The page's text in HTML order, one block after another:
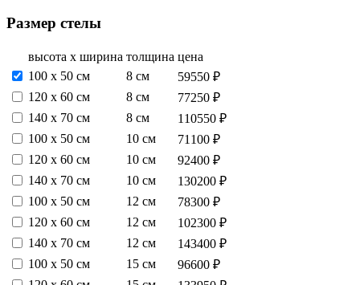
Размер стелы
высота х ширина толщина цена
100 х 50 см
8 см
59550 ₽
120 х 60 см
8 см
77250 ₽
140 х 70 см
8 см
110550 ₽
100 х 50 см
10 см
71100 ₽
120 х 60 см
10 см
92400 ₽
140 х 70 см
10 см
130200 ₽
100 х 50 см
12 см
78300 ₽
120 х 60 см
12 см
102300 ₽
140 х 70 см
12 см
143400 ₽
100 х 50 см
15 см
96600 ₽